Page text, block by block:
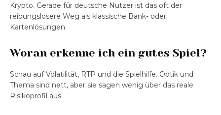
Krypto. Gerade für deutsche Nutzer ist das oft der
reibungslosere Weg als klassische Bank- oder
Kartenlösungen.
Woran erkenne ich ein gutes Spiel?
Schau auf Volatilität, RTP und die Spielhilfe. Optik und
Thema sind nett, aber sie sagen wenig über das reale
Risikoprofil aus.